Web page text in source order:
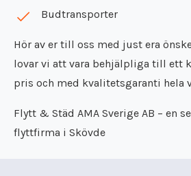
Budtransporter
Hör av er till oss med just era
lovar vi att vara behjälpliga till ett
pris och med kvalitetsgaranti hela
Flytt & Städ AMA Sverige AB – en
flyttfirma i Skövde